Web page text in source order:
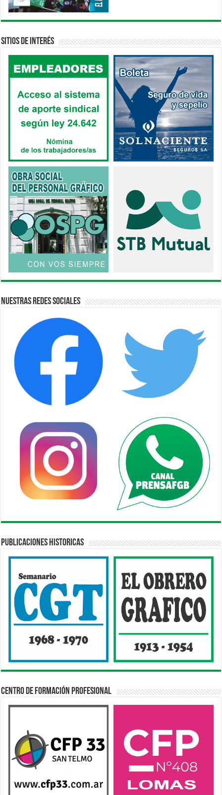
Sitios de interés
Nuestras Redes Sociales
Publicaciones Historicas
Centro de Formación Profesional